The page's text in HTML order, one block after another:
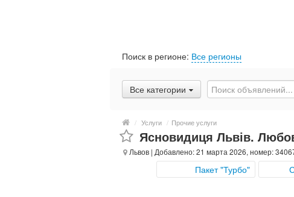
Поиск в регионе: Все регионы
Все категории
/ Услуги / Прочие услуги
Ясновидиця Львів.
Львов | Добавлено: 21 марта 2026, номер:
Пакет "Турбо"